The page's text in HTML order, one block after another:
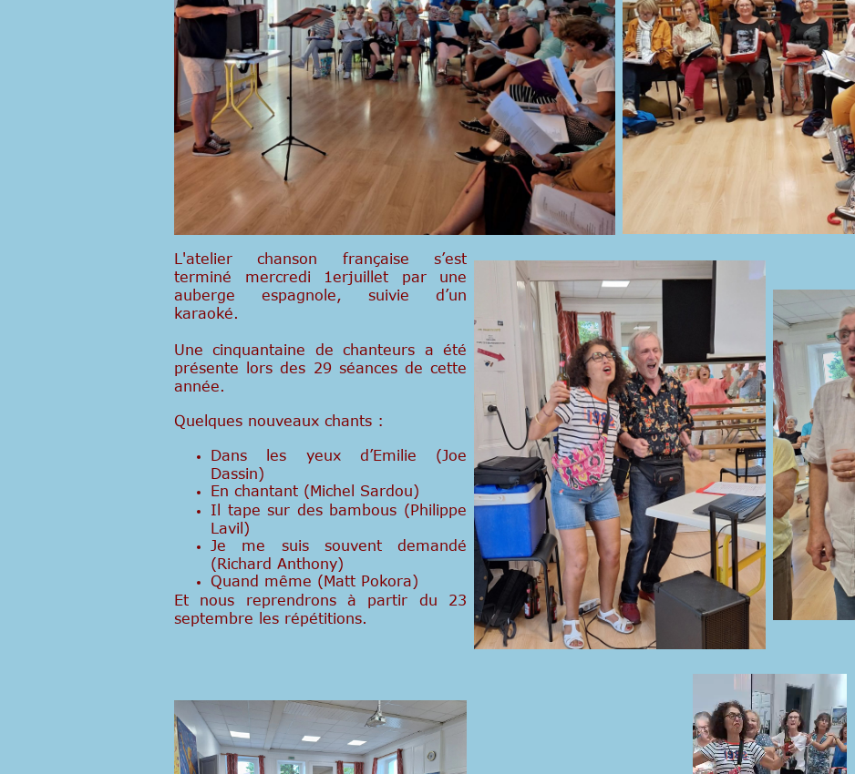
L'atelier chanson française s’est
terminé mercredi 1erjuillet par une
auberge espagnole, suivie d’un
karaoké.
Une cinquantaine de chanteurs a été
présente lors des 29 séances de cette
année.
Quelques nouveaux chants :
Dans les yeux d’Emilie (Joe
Dassin)
En chantant (Michel Sardou)
Il tape sur des bambous (Philippe
Lavil)
Je me suis souvent demandé
(Richard Anthony)
Quand même (Matt Pokora)
Et nous reprendrons à partir du 23
septembre les répétitions.